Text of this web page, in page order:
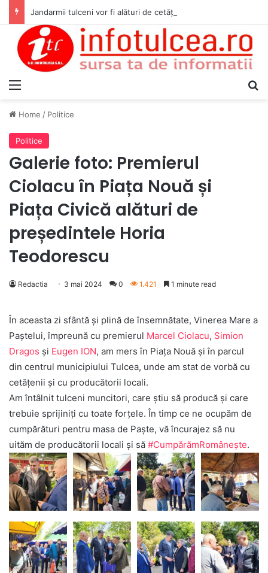
Home / Politice
Politice
Galerie foto: Premierul
Ciolacu în Piața Nouă și
Piața Civică alături de
președintele Horia
Teodorescu
Redactia 3 mai 2024 0 1.421 1 minute read
În aceasta zi sfântă și plină de însemnătate, Vinerea Mare a
Paștelui, împreună cu premierul Marcel Ciolacu, Simion
Dragos și Eugen ION, am mers în Piața Nouă și în parcul
din centrul municipiului Tulcea, unde am stat de vorbă cu
cetățenii și cu producătorii locali.
Am întâlnit tulceni muncitori, care știu să producă și care
trebuie sprijiniți cu toate forțele. În timp ce ne ocupăm de
cumpărături pentru masa de Paște, vă încurajez să nu
uităm de producătorii locali și să #CumpărămRomânește.